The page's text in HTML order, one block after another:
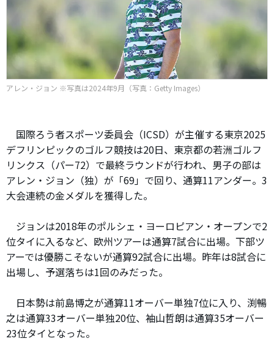
アレン・ジョン ※写真は2024年9月（写真：Getty Images）
国際ろう者スポーツ委員会（ICSD）が主催する東京2025
デフリンピックのゴルフ競技は20日、東京都の若洲ゴルフ
リンクス（パー72）で最終ラウンドが行われ、男子の部は
アレン・ジョン（独）が「69」で回り、通算11アンダー。3
大会連続の金メダルを獲得した。
ジョンは2018年のポルシェ・ヨーロピアン・オープンで2
位タイに入るなど、欧州ツアーは通算7試合に出場。下部ツ
アーでは優勝こそないが通算92試合に出場。昨年は8試合に
出場し、予選落ちは1回のみだった。
日本勢は前島博之が通算11オーバー単独7位に入り、渕暢
之は通算33オーバー単独20位、袖山哲朗は通算35オーバー
23位タイとなった。